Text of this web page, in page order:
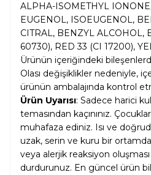
ALPHA-ISOMETHYL
EUGENOL, ISOEUGENOL,
CITRAL, BENZYL ALCOHOL,
60730), RED 33 (CI 17200),
Ürünün içeriğindeki
Olası değişiklikler nedeniyle,
ürünün ambalajında kontrol
Ürün Uyarısı: Sadece harici
temasından kaçınınız.
muhafaza ediniz. Isı ve
uzak, serin ve kuru bir ortamda
veya alerjik reaksiyon oluşması
durdurunuz. En güncel ürün